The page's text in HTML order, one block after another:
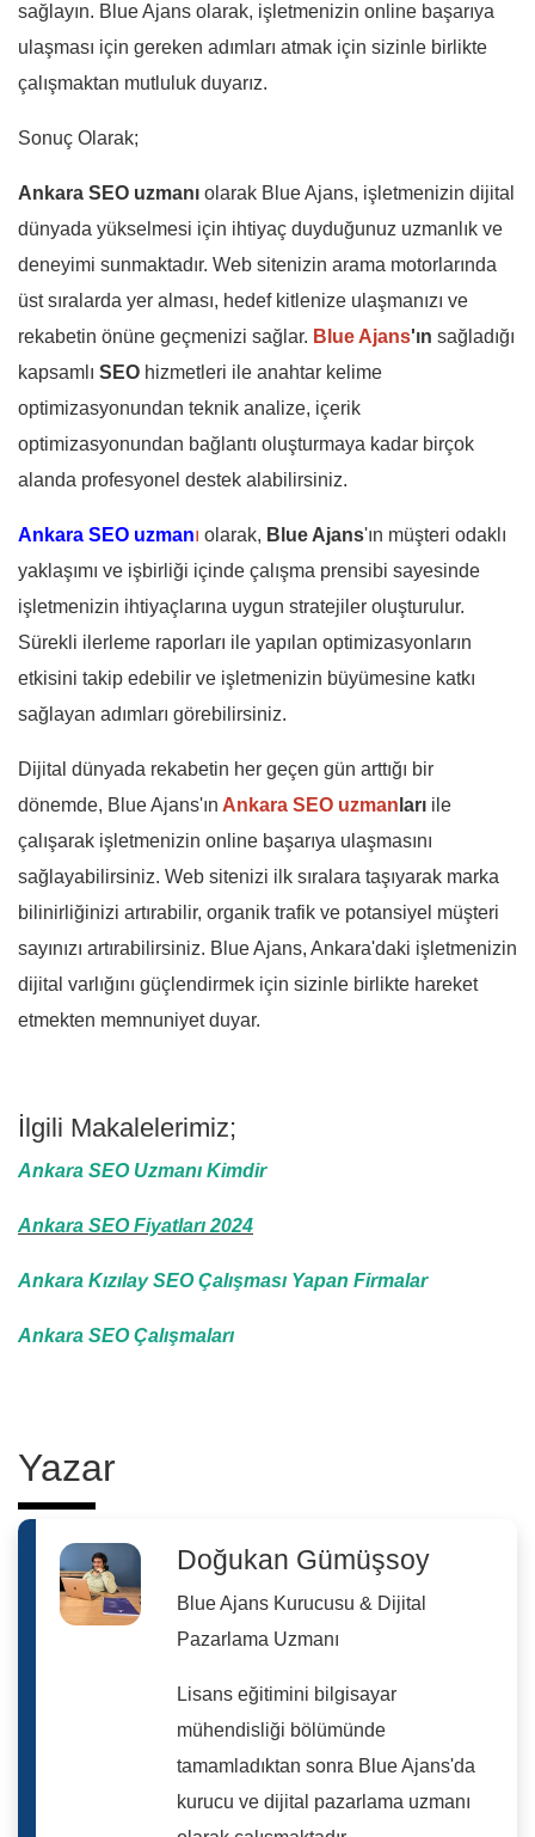
sağlayın. Blue Ajans olarak, işletmenizin online başarıya
ulaşması için gereken adımları atmak için sizinle birlikte
çalışmaktan mutluluk duyarız.
Sonuç Olarak;
Ankara SEO uzmanı olarak Blue Ajans, işletmenizin dijital
dünyada yükselmesi için ihtiyaç duyduğunuz uzmanlık ve
deneyimi sunmaktadır. Web sitenizin arama motorlarında
üst sıralarda yer alması, hedef kitlenize ulaşmanızı ve
rekabetin önüne geçmenizi sağlar. Blue Ajans'ın sağladığı
kapsamlı SEO hizmetleri ile anahtar kelime
optimizasyonundan teknik analize, içerik
optimizasyonundan bağlantı oluşturmaya kadar birçok
alanda profesyonel destek alabilirsiniz.
Ankara SEO uzmanı olarak, Blue Ajans'ın müşteri odaklı
yaklaşımı ve işbirliği içinde çalışma prensibi sayesinde
işletmenizin ihtiyaçlarına uygun stratejiler oluşturulur.
Sürekli ilerleme raporları ile yapılan optimizasyonların
etkisini takip edebilir ve işletmenizin büyümesine katkı
sağlayan adımları görebilirsiniz.
Dijital dünyada rekabetin her geçen gün arttığı bir
dönemde, Blue Ajans'ın Ankara SEO uzman ları ile
çalışarak işletmenizin online başarıya ulaşmasını
sağlayabilirsiniz. Web sitenizi ilk sıralara taşıyarak marka
bilinirliğinizi artırabilir, organik trafik ve potansiyel müşteri
sayınızı artırabilirsiniz. Blue Ajans, Ankara'daki işletmenizin
dijital varlığını güçlendirmek için sizinle birlikte hareket
etmekten memnuniyet duyar.
İlgili Makalelerimiz;
Ankara SEO Uzmanı Kimdir
Ankara SEO Fiyatları 2024
Ankara Kızılay SEO Çalışması Yapan Firmalar
Ankara SEO Çalışmaları
Yazar
Doğukan Gümüşsoy
Blue Ajans Kurucusu & Dijital
Pazarlama Uzmanı
Lisans eğitimini bilgisayar
mühendisliği bölümünde
tamamladıktan sonra Blue Ajans'da
kurucu ve dijital pazarlama uzmanı